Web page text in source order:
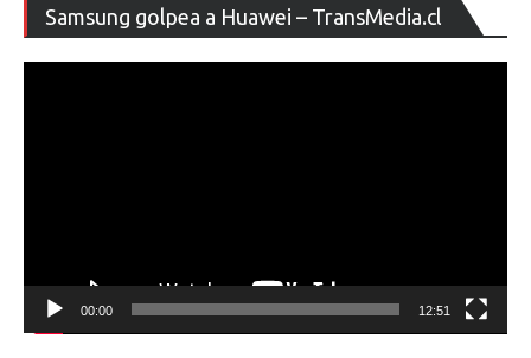
Samsung golpea a Huawei – TransMedia.cl
de
00:00 12:51